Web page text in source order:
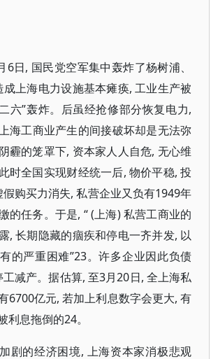
6日, 国民党空军集中轰炸了杨树浦、
成上海电力设施基本瘫痪, 工业生产被
六”轰炸。后虽经抢修部分恢复电力,
海工商业产生的间接破坏却是无法弥
霾的笼罩下, 资本家人人自危, 无心维
时全国实现财经统一后, 物价平稳, 投
购买力消失, 私营企业又负有1949年
的任务。于是, “ (上海) 私营工商业的
, 长期隐藏的痼疾和停电一齐并发, 以
的严重困难”23。许多企业因此负债
工减产。据估算, 至3月20日, 全上海私
6700亿元, 若加上利息数字会更大, 有
利息拖倒的24。
剧的经济困境, 上海资本家消极悲观